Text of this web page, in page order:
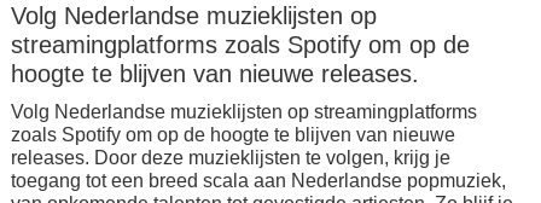
Volg Nederlandse muzieklijsten op
streamingplatforms zoals Spotify om op de
hoogte te blijven van nieuwe releases.
Volg Nederlandse muzieklijsten op streamingplatforms
zoals Spotify om op de hoogte te blijven van nieuwe
releases. Door deze muzieklijsten te volgen, krijg je
toegang tot een breed scala aan Nederlandse popmuziek,